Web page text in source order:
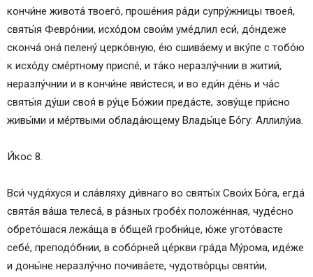
кончи́не живота́ твоего́, проше́ния ра́ди супру́жницы твоея́,
святы́я Февро́нии, исхо́дом свои́м уме́длил еси́, до́ндеже
сконча́ она́ пелену́ церко́вную, е́ю сшива́ему и вку́пе с тобо́ю
к исхо́ду сме́ртному приспе́, и та́ко неразлу́чнии в житии́,
неразлу́чнии и в кончи́не яви́стеся, и во еди́н де́нь и ча́с
святы́я ду́ши своя́ в ру́це Бо́жии преда́сте, зову́ще при́сно
живы́ми и ме́ртвыми облада́ющему Влады́це Бо́гу: Аллилу́иа.
И́кос 8.
Вси́ чудя́хуся и сла́вляху ди́внаго во святы́х Свои́х Бо́га, егда́
свята́я ва́ша телеса́, в ра́зных гробе́х положе́нная, чуде́сно
обрето́шася лежа́ща в о́бщей гробни́це, ю́же угото́васте
себе́, преподо́бнии, в собо́рней це́ркви гра́да Му́рома, иде́же
и доны́не неразлу́чно почива́ете, чудотво́рцы святи́и,